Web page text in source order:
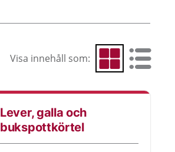
Visa innehåll som: Visa som rutnät
Visa som
Lever, galla och
bukspottkörtel